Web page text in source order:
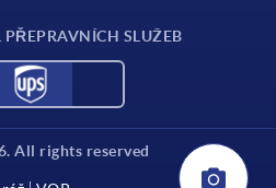
PŘEPRAVNÍCH SLUŽEB
All rights reserved